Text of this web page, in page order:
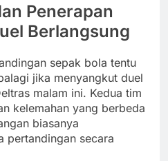
Penerapan
Berlangsung
sepak bola tentu
jika menyangkut duel
malam ini. Kedua tim
kelemahan yang berbeda
biasanya
pertandingan secara